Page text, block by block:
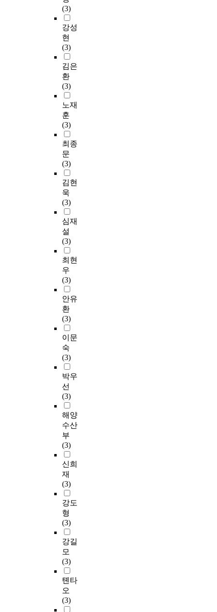
(3)
강성
현
(3)
김은
환
(3)
노재
훈
(3)
최종
문
(3)
김현
욱
(3)
심재
설
(3)
최현
우
(3)
안유
환
(3)
이문
숙
(3)
박우
선
(3)
해양
수산
부
(3)
신희
재
(3)
강도
형
(3)
강길
모
(3)
톈타
오
(3)